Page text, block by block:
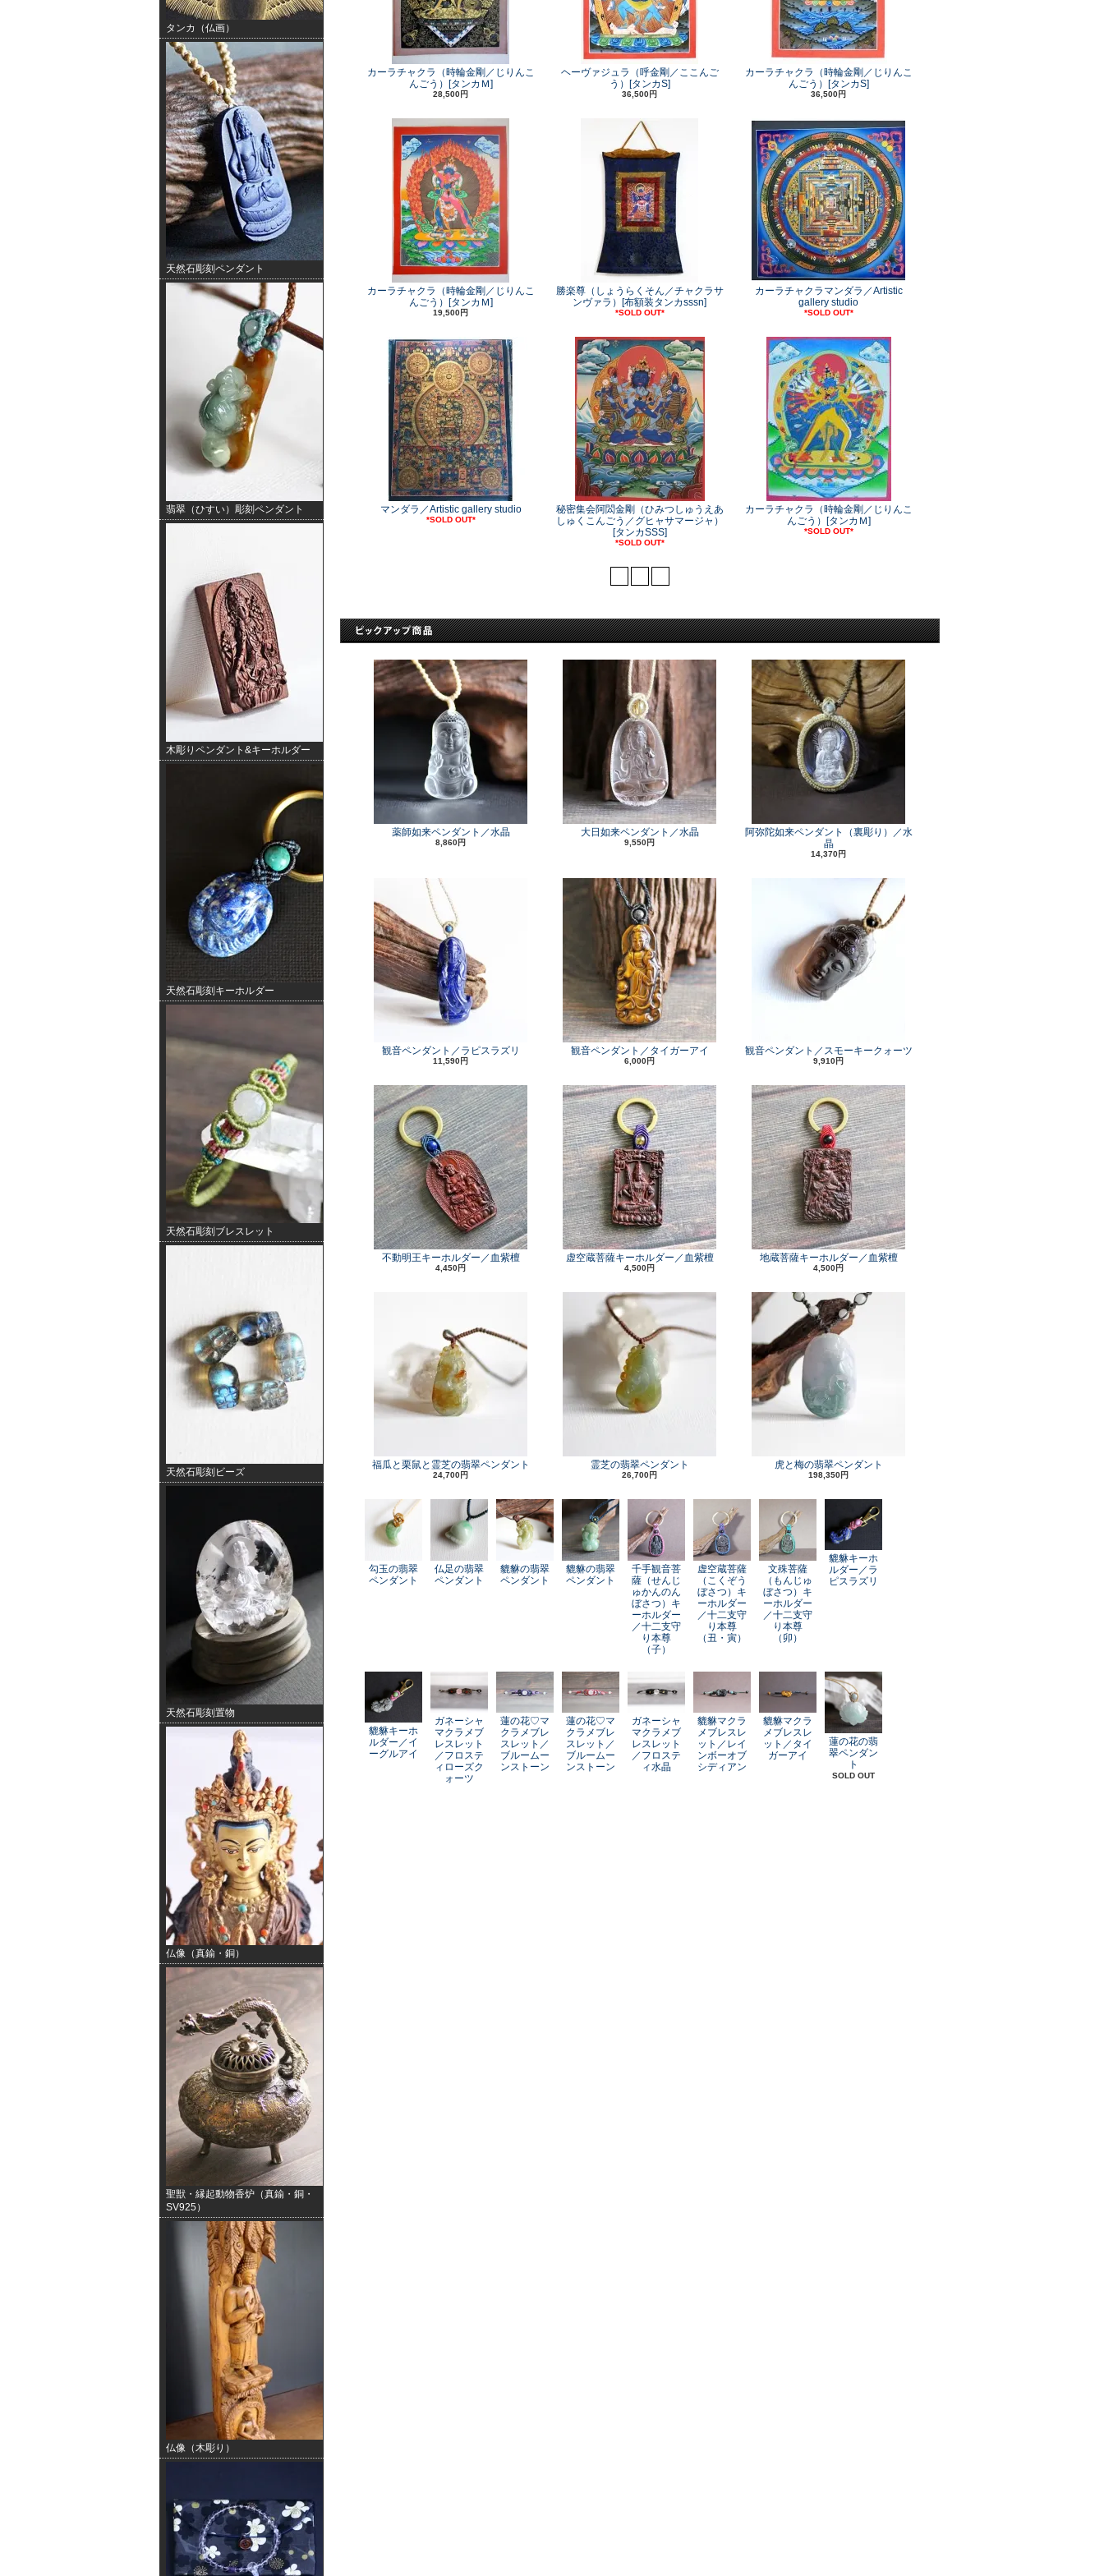
タンカ（仏画）
天然石彫刻ペンダント
翡翠（ひすい）彫刻ペンダント
木彫りペンダント&キーホルダー
天然石彫刻キーホルダー
天然石彫刻ブレスレット
天然石彫刻ビーズ
天然石彫刻置物
仏像（真鍮・銅）
聖獣・縁起動物香炉（真鍮・銅・
SV925）
仏像（木彫り）
カーラチャクラ（時輪金剛／じりんこ
んごう）[タンカＭ]
28,500円
ヘーヴァジュラ（呼金剛／ここんご
う）[タンカS]
36,500円
カーラチャクラ（時輪金剛／じりんこ
んごう）[タンカS]
36,500円
カーラチャクラ（時輪金剛／じりんこ
んごう）[タンカＭ]
19,500円
勝楽尊（しょうらくそん／チャクラサ
ンヴァラ）[布額装タンカsssn]
*SOLD OUT*
カーラチャクラマンダラ／Artistic
gallery studio
*SOLD OUT*
マンダラ／Artistic gallery studio
*SOLD OUT*
秘密集会阿閦金剛（ひみつしゅうえあ
しゅくこんごう／グヒャサマージャ）
[タンカSSS]
*SOLD OUT*
カーラチャクラ（時輪金剛／じりんこ
んごう）[タンカＭ]
*SOLD OUT*
薬師如来ペンダント／水晶
8,860円
大日如来ペンダント／水晶
9,550円
阿弥陀如来ペンダント（裏彫り）／水
晶
14,370円
観音ペンダント／ラピスラズリ
11,590円
観音ペンダント／タイガーアイ
6,000円
観音ペンダント／スモーキークォーツ
9,910円
不動明王キーホルダー／血紫檀
4,450円
虚空蔵菩薩キーホルダー／血紫檀
4,500円
地蔵菩薩キーホルダー／血紫檀
4,500円
福瓜と栗鼠と霊芝の翡翠ペンダント
24,700円
霊芝の翡翠ペンダント
26,700円
虎と梅の翡翠ペンダント
198,350円
勾玉の翡翠
ペンダント
仏足の翡翠
ペンダント
貔貅の翡翠
ペンダント
貔貅の翡翠
ペンダント
千手観音菩
薩（せんじ
ゅかんのん
ぼさつ）キ
ーホルダー
／十二支守
り本尊
（子）
虚空蔵菩薩
（こくぞう
ぼさつ）キ
ーホルダー
／十二支守
り本尊
（丑・寅）
文殊菩薩
（もんじゅ
ぼさつ）キ
ーホルダー
／十二支守
り本尊
（卯）
貔貅キーホ
ルダー／ラ
ピスラズリ
貔貅キーホ
ルダー／イ
ーグルアイ
ガネーシャ
マクラメブ
レスレット
／フロステ
ィローズク
ォーツ
蓮の花♡マ
クラメブレ
スレット／
ブルームー
ンストーン
蓮の花♡マ
クラメブレ
スレット／
ブルームー
ンストーン
ガネーシャ
マクラメブ
レスレット
／フロステ
ィ水晶
貔貅マクラ
メブレスレ
ット／レイ
ンボーオブ
シディアン
貔貅マクラ
メブレスレ
ット／タイ
ガーアイ
蓮の花の翡
翠ペンダン
ト
SOLD OUT